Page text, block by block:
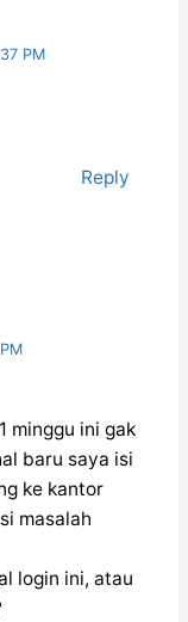
PM
Reply
minggu ini gak
baru saya isi
ke kantor
masalah
login ini, atau